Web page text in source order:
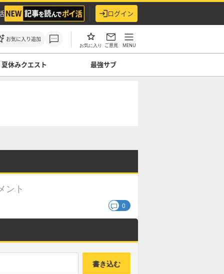
ログイン
お気に入り追加
お気に入り ご意見 MENU
夏休みクエスト 最強サブ
ント
0
書き込む